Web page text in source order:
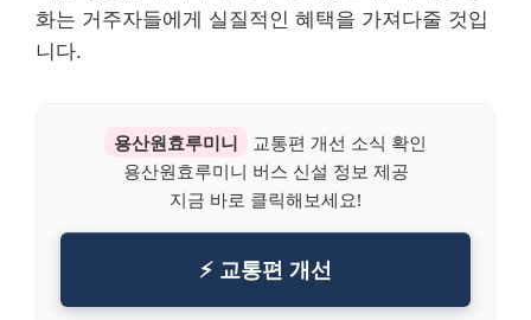
화는 거주자들에게 실질적인 혜택을 가져다줄 것입
니다.
용산원효루미니
교통편 개선 소식 확인
용산원효루미니 버스 신설 정보 제공
지금 바로 클릭해보세요!
⚡ 교통편 개선